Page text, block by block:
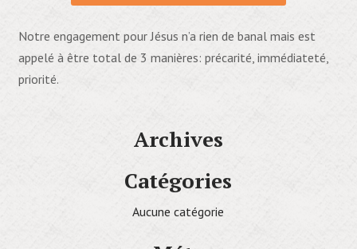
Notre engagement pour Jésus n’a rien de banal mais est
appelé à être total de 3 manières: précarité, immédiateté,
priorité.
Archives
Catégories
Aucune catégorie